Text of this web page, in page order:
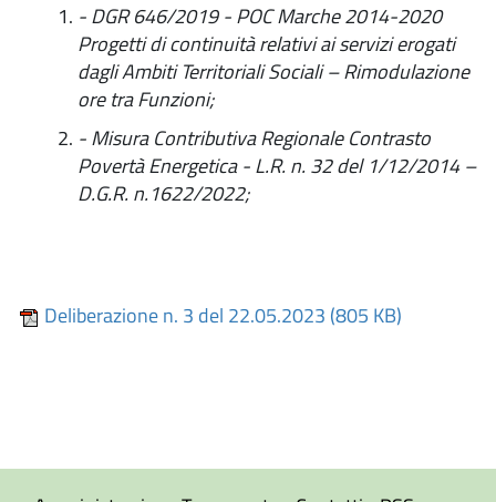
-DGR 646/2019 - POC Marche 2014-2020
Progetti di continuità relativi ai servizi erogati
dagli Ambiti Territoriali Sociali – Rimodulazione
ore tra Funzioni;
- Misura Contributiva Regionale Contrasto
Povertà Energetica - L.R. n. 32 del 1/12/2014 –
D.G.R. n.1622/2022;
Deliberazione n. 3 del 22.05.2023 (805 KB)